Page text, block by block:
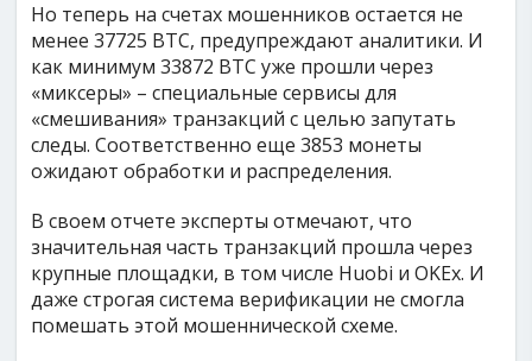
Но теперь на счетах мошенников остается не
менее 37725 BTC, предупреждают аналитики. И
как минимум 33872 BTC уже прошли через
«миксеры» – специальные сервисы для
«смешивания» транзакций с целью запутать
следы. Соответственно еще 3853 монеты
ожидают обработки и распределения.
В своем отчете эксперты отмечают, что
значительная часть транзакций прошла через
крупные площадки, в том числе Huobi и OKEx. И
даже строгая система верификации не смогла
помешать этой мошеннической схеме.